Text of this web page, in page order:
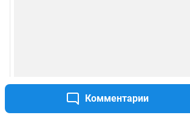
Комментарии